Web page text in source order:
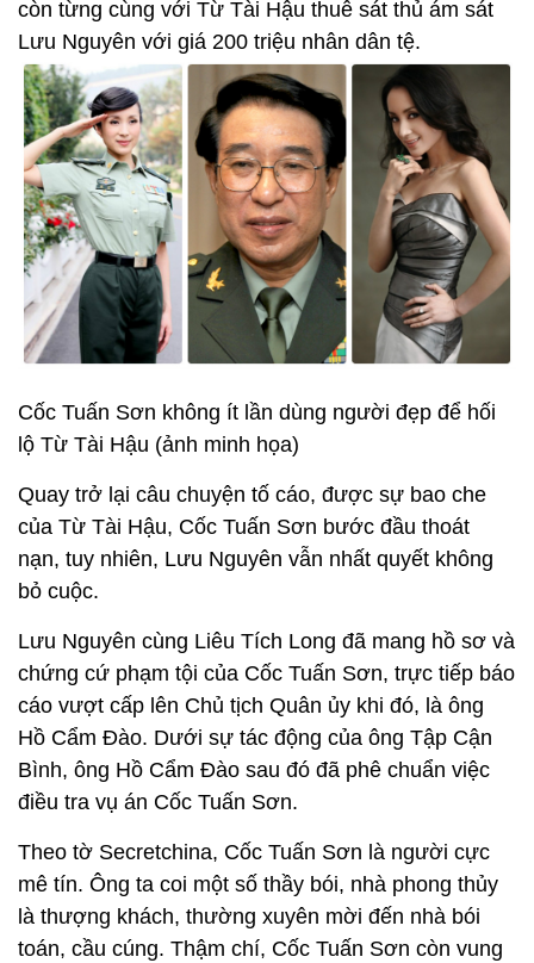
còn từng cùng với Từ Tài Hậu thuê sát thủ ám sát
Lưu Nguyên với giá 200 triệu nhân dân tệ.
Cốc Tuấn Sơn không ít lần dùng người đẹp để hối
lộ Từ Tài Hậu (ảnh minh họa)
Quay trở lại câu chuyện tố cáo, được sự bao che
của Từ Tài Hậu, Cốc Tuấn Sơn bước đầu thoát
nạn, tuy nhiên, Lưu Nguyên vẫn nhất quyết không
bỏ cuộc.
Lưu Nguyên cùng Liêu Tích Long đã mang hồ sơ và
chứng cứ phạm tội của Cốc Tuấn Sơn, trực tiếp báo
cáo vượt cấp lên Chủ tịch Quân ủy khi đó, là ông
Hồ Cẩm Đào. Dưới sự tác động của ông Tập Cận
Bình, ông Hồ Cẩm Đào sau đó đã phê chuẩn việc
điều tra vụ án Cốc Tuấn Sơn.
Theo tờ Secretchina, Cốc Tuấn Sơn là người cực
mê tín. Ông ta coi một số thầy bói, nhà phong thủy
là thượng khách, thường xuyên mời đến nhà bói
toán, cầu cúng. Thậm chí, Cốc Tuấn Sơn còn vung